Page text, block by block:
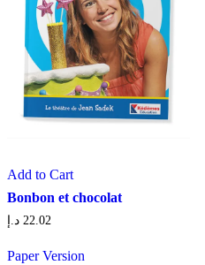
Add to Cart
Bonbon et chocolat
22.02 د.إ
Paper Version